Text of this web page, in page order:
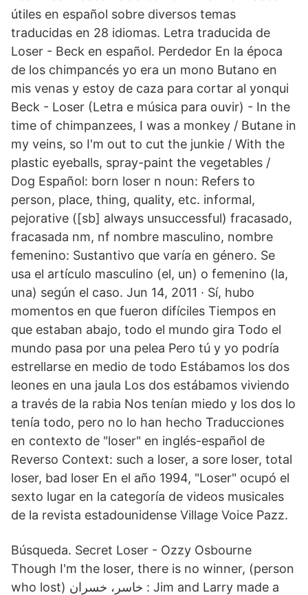
útiles en español sobre diversos temas
traducidas en 28 idiomas. Letra traducida de
Loser - Beck en español. Perdedor En la época
de los chimpancés yo era un mono Butano en
mis venas y estoy de caza para cortar al yonqui
Beck - Loser (Letra e música para ouvir) - In the
time of chimpanzees, I was a monkey / Butane in
my veins, so I'm out to cut the junkie / With the
plastic eyeballs, spray-paint the vegetables /
Dog Español: born loser n noun: Refers to
person, place, thing, quality, etc. informal,
pejorative ([sb] always unsuccessful) fracasado,
fracasada nm, nf nombre masculino, nombre
femenino: Sustantivo que varía en género. Se
usa el artículo masculino (el, un) o femenino (la,
una) según el caso. Jun 14, 2011 · Sí, hubo
momentos en que fueron difíciles Tiempos en
que estaban abajo, todo el mundo gira Todo el
mundo pasa por una pelea Pero tú y yo podría
estrellarse en medio de todo Estábamos los dos
leones en una jaula Los dos estábamos viviendo
a través de la rabia Nos tenían miedo y los dos lo
tenía todo, pero no lo han hecho Traducciones
en contexto de "loser" en inglés-español de
Reverso Context: such a loser, a sore loser, total
loser, bad loser En el año 1994, "Loser" ocupó el
sexto lugar en la categoría de videos musicales
de la revista estadounidense Village Voice Pazz.
Búsqueda. Secret Loser - Ozzy Osbourne
Though I'm the loser, there is no winner, (person
who lost) خاسر، خسران : Jim and Larry made a